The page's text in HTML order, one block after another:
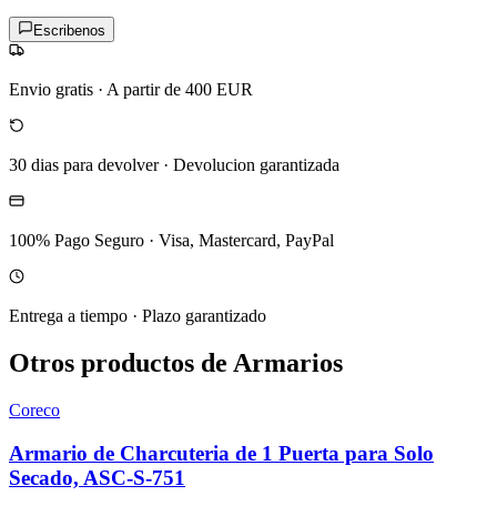
Escribenos
Envio gratis · A partir de 400 EUR
30 dias para devolver· Devolucion garantizada
100% Pago Seguro · Visa, Mastercard, PayPal
Entrega a tiempo · Plazo garantizado
Otros productos de Armarios
Coreco
Armario de Charcuteria de 1 Puerta para Solo
Secado, ASC-S-751